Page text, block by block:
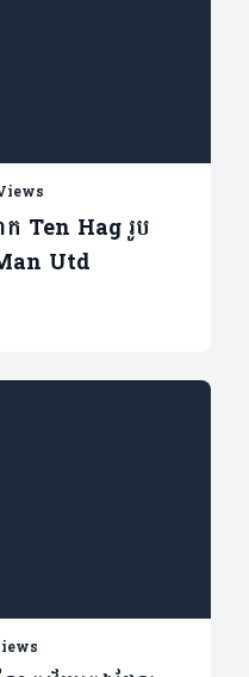
Ten Hag រូប
Utd